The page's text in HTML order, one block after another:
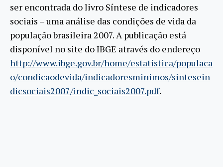
ser encontrada do livro Síntese de indicadores
sociais – uma análise das condições de vida da
população brasileira 2007. A publicação está
disponível no site do IBGE através do endereço
http://www.ibge.gov.br/home/estatistica/populaca
o/condicaodevida/indicadoresminimos/sintesein
dicsociais2007/indic_sociais2007.pdf.